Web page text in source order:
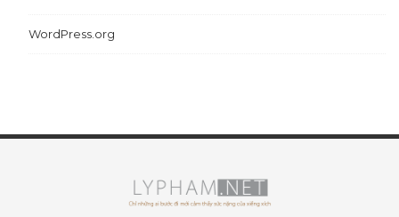
WordPress.org